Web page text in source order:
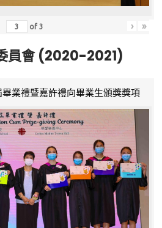
of3 › »
員會 (2020-2021)
業禮暨嘉許禮向畢業生頒獎獎項